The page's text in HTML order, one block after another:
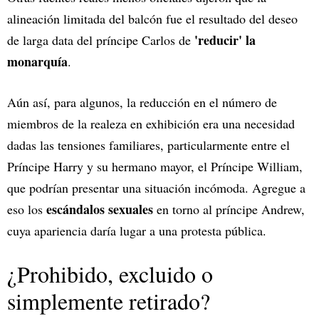
alineación limitada del balcón fue el resultado del deseo
de larga data del príncipe Carlos de 'reducir' la
monarquía.
Aún así, para algunos, la reducción en el número de
miembros de la realeza en exhibición era una necesidad
dadas las tensiones familiares, particularmente entre el
Príncipe Harry y su hermano mayor, el Príncipe William,
que podrían presentar una situación incómoda. Agregue a
eso los escándalos sexuales en torno al príncipe Andrew,
cuya apariencia daría lugar a una protesta pública.
¿Prohibido, excluido o
simplemente retirado?